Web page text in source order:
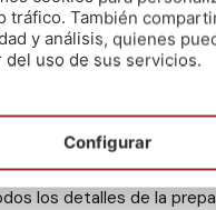
tienes que pinchar
nuevos grupos de
grupos con posibilidad
Nuestra prioridad es
de opositores.
los detalles de la
tráfico. También
y análisis, quienes
del uso de sus servicios.
Configurar